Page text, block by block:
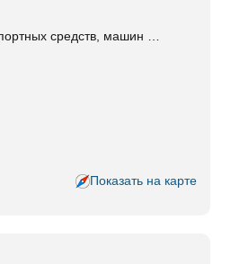
средств, машин …
Показать на карте